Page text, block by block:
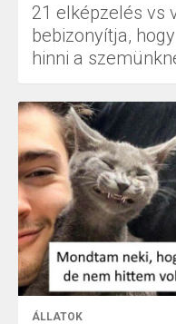
21 elképzelés vs
bebizonyítja,
hinni a
ÁLLATOK